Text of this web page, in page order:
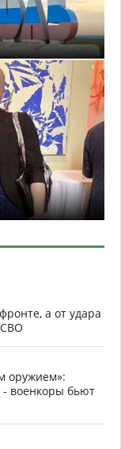
а от удара
оружием»:
- военкоры бьют